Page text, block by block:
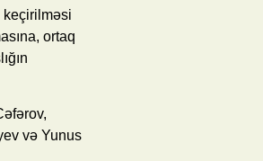
keçirilməsi
ortaq
və Yunus